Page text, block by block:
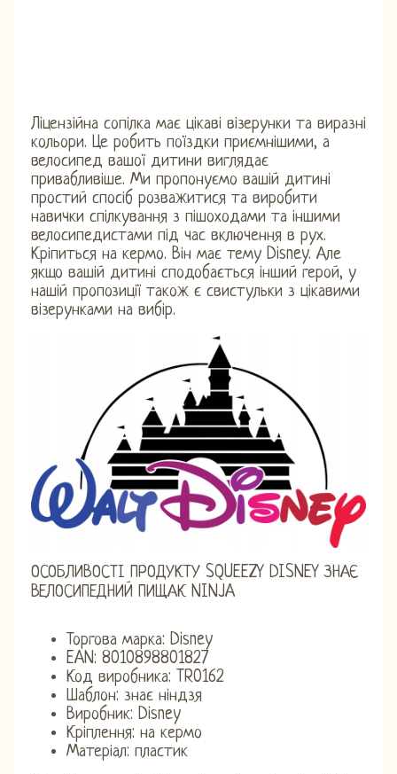
Ліцензійна сопілка має цікаві візерунки та виразні
кольори. Це робить поїздки приємнішими, а
велосипед вашої дитини виглядає
привабливіше. Ми пропонуємо вашій дитині
простий спосіб розважитися та виробити
навички спілкування з пішоходами та іншими
велосипедистами під час включення в рух.
Кріпиться на кермо. Він має тему Disney. Але
якщо вашій дитині сподобається інший герой, у
нашій пропозиції також є свистульки з цікавими
візерунками на вибір.
ОСОБЛИВОСТІ ПРОДУКТУ SQUEEZY DISNEY ЗНАЄ
ВЕЛОСИПЕДНИЙ ПИЩАК NINJA
Торгова марка: Disney
EAN: 8010898801827
Код виробника: TR0162
Шаблон: знає ніндзя
Виробник: Disney
Кріплення: на кермо
Матеріал: пластик